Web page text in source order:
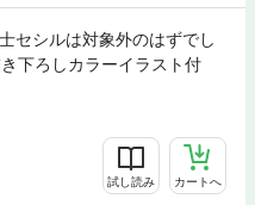
セシルは対象外のはずでし
下ろしカラーイラスト付
試し読み カートへ